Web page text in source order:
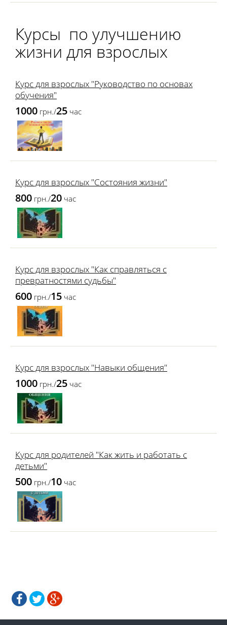
Курсы по улучшению
жизни для взрослых
Курс для взрослых "Руководство по основах
обучения"
1000 грн./25 час
Курс для взрослых "Состояния жизни"
800 грн./20 час
Курс для взрослых "Как справляться с
превратностями судьбы"
600 грн./15 час
Курс для взрослых "Навыки общения"
1000 грн./25 час
Курс для родителей "Как жить и работать с
детьми"
500 грн./10 час